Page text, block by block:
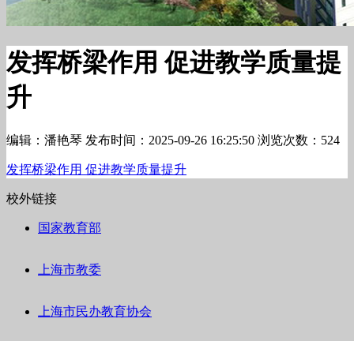
发挥桥梁作用 促进教学质量提
升
编辑：潘艳琴 发布时间：2025-09-26 16:25:50 浏览次数：524
发挥桥梁作用 促进教学质量提升
校外链接
国家教育部
上海市教委
上海市民办教育协会